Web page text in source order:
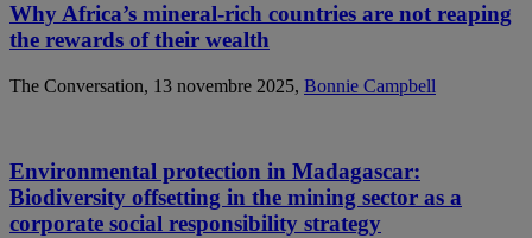
Why Africa’s mineral-rich countries are not reaping
the rewards of their wealth
The Conversation, 13 novembre 2025, Bonnie Campbell
Environmental protection in Madagascar:
Biodiversity offsetting in the mining sector as a
corporate social responsibility strategy